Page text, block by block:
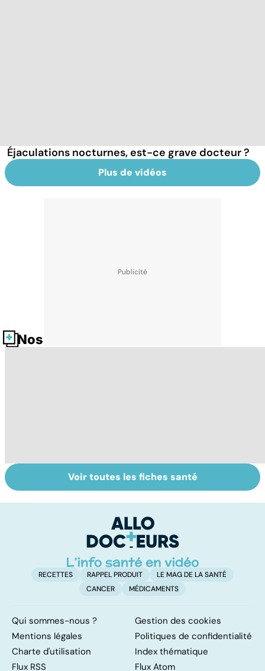
Éjaculations nocturnes, est-ce grave docteur ?
Plus de vidéos
Nos fiches santé
Le sperme : son
odeur, sa couleur,
Don de gamètes :
le pour et le
levée de
l'anonymat
Voir toutes les fiches santé
RECETTES RAPPEL PRODUIT
LE MAG DE LA SANTÉ
CANCER
MÉDICAMENTS
Qui sommes-nous ?
Gestion des cookies
Mentions légales
Politiques de confidentialité
Charte d'utilisation
Index thématique
Flux RSS
Flux Atom